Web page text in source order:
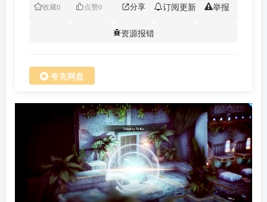
收藏0 点赞0 分享 订阅更新 举报
资源报错
夸克网盘